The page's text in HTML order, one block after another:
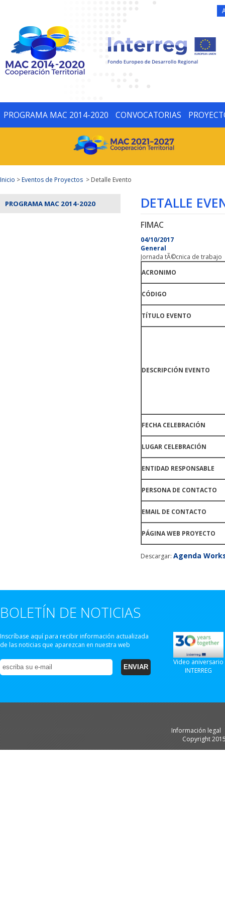
PROGRAMA MAC 2014-2020 CONVOCATORIAS
Inicio >Eventos de Proyectos > Detalle Evento
PROGRAMA MAC 2014-2020 DETALLE
FIMAC
04/10/2017
General
Jornada tÃ©cnica de trabajo
ACRONIMO
CÓDIGO
TÍTULO EVENTO
DESCRIPCIÓN EVENTO
FECHA CELEBRACIÓN
LUGAR CELEBRACIÓN
ENTIDAD RESPONSABLE
PERSONA DE CONTACTO
EMAIL DE CONTACTO
PÁGINA WEB PROYECTO
Descargar: Agenda
BOLETÍN DE NOTICIAS
Inscríbase aquí para recibir información actualizada
de las noticias que aparezcan en nuestra web
Video aniversario
INTERREG
Información legal
Copyright